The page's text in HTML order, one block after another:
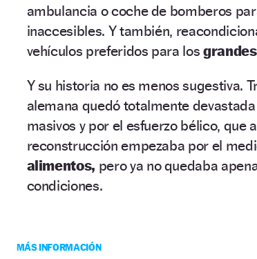
ambulancia o coche de bomberos
inaccesibles. Y también,
vehículos preferidos para los
Y su historia no es menos sugestiva.
alemana quedó totalmente
masivos y por el esfuerzo bélico, que
reconstrucción empezaba por el
alimentos, pero ya no quedaba
condiciones.
MÁS INFORMACIÓN